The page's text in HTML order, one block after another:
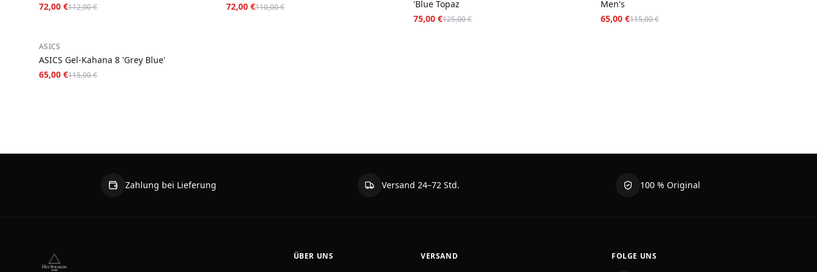
72,00 €112,00 €
72,00 €110,00 €
'Blue Topaz
75,00 €125,00 €
Men's
65,00 €115,00 €
−43
ASICS
ASICS Gel-Kahana 8 'Grey Blue'
65,00 €115,00 €
Zahlung bei Lieferung Versand 24–72 Std. 100 % Original
ÜBER UNS VERSAND FOLGE UNS